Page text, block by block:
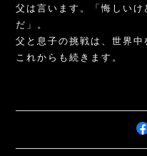
父は言います。「悔しい
だ」。
父と息子の挑戦は、世界中
これからも続きます。